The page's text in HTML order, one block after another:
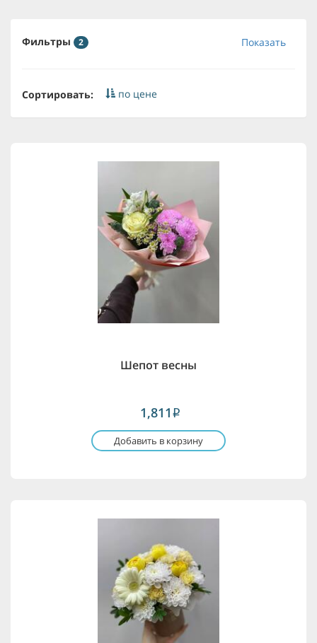
Фильтры 2 Показать
Сортировать: по цене
Шепот весны
1,811 i
Добавить в корзину